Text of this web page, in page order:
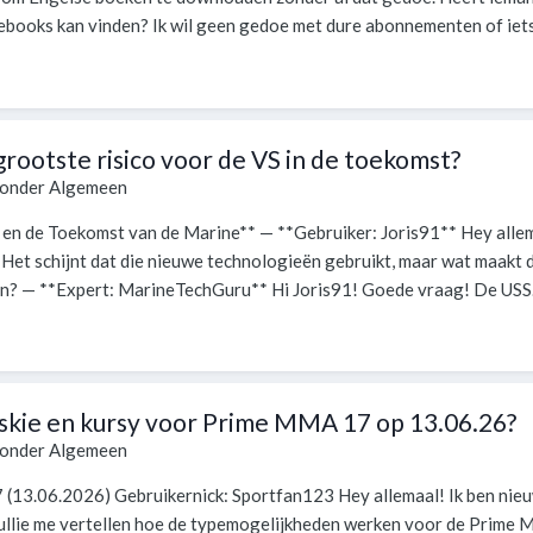
kan vinden? Ik wil geen gedoe met dure abonnementen of
risico voor de VS in de toekomst?
Algemeen
de Toekomst van de Marine** — **Gebruiker: Joris91** Hey
schijnt dat die nieuwe technologieën gebruikt, maar wat maakt
— **Expert: MarineTechGuru** Hi Joris91! Goede vraag! De
en kursy voor Prime MMA 17 op 13.06.26?
Algemeen
Gebruikernick: Sportfan123 Hey allemaal! Ik ben
me vertellen hoe de typemogelijkheden werken voor de Prime